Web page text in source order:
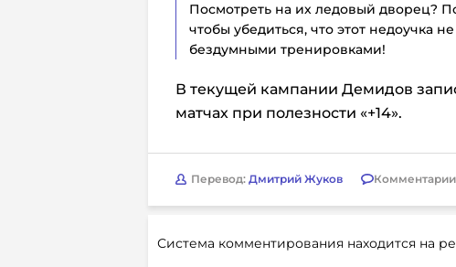
Посмотреть на их ледовый дворец?
чтобы убедиться, что этот недоучка
бездумными тренировками!
В текущей кампании Демидов
матчах при полезности «+14».
Перевод: Дмитрий Жуков
Система комментирования находится на